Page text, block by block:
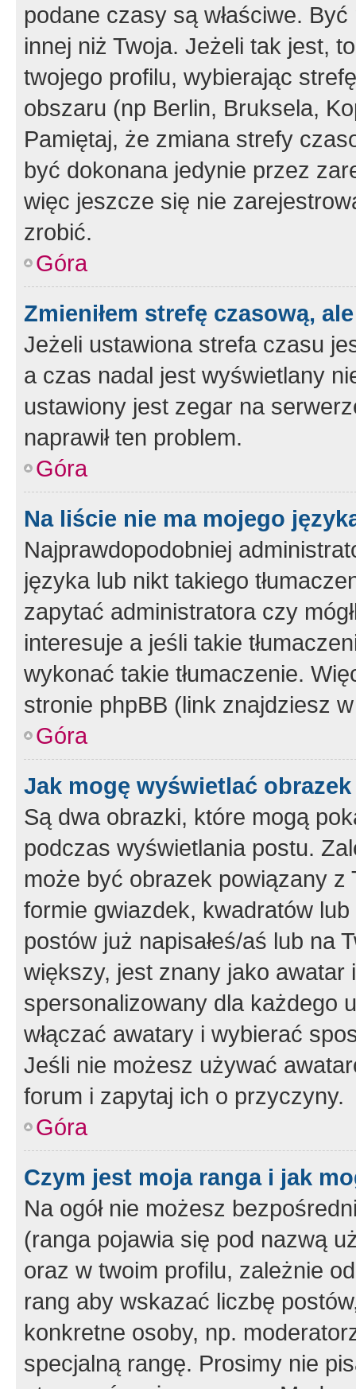
podane czasy są właściwe.
innej niż Twoja. Jeżeli tak jest,
twojego profilu, wybierając
obszaru (np Berlin, Bruksela,
Pamiętaj, że zmiana strefy
być dokonana jedynie przez
więc jeszcze się nie
zrobić.
Góra
Zmieniłem strefę czasową,
Jeżeli ustawiona strefa czasu
a czas nadal jest wyświetlany
ustawiony jest zegar na
naprawił ten problem.
Góra
Na liście nie ma mojego
Najprawdopodobniej
języka lub nikt takiego
zapytać administratora czy
interesuje a jeśli takie
wykonać takie tłumaczenie.
stronie phpBB (link znajdziesz
Góra
Jak mogę wyświetlać
Są dwa obrazki, które mogą
podczas wyświetlania postu.
może być obrazek powiązany z
formie gwiazdek, kwadratów
postów już napisałeś/aś lub na
większy, jest znany jako
spersonalizowany dla każdego
włączać awatary i wybierać
Jeśli nie możesz używać
forum i zapytaj ich o przyczyny.
Góra
Czym jest moja ranga i jak
Na ogół nie możesz
(ranga pojawia się pod nazwą
oraz w twoim profilu, zależnie
rang aby wskazać liczbę
konkretne osoby, np.
specjalną rangę. Prosimy nie